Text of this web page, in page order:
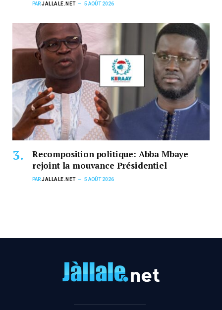
PARJALLALE.NET 5 AOÛT 2026
Recomposition politique: Abba Mbaye
rejoint la mouvance Présidentiel
PARJALLALE.NET 5 AOÛT 2026